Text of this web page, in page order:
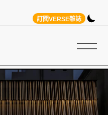
訂閱VERSE雜誌